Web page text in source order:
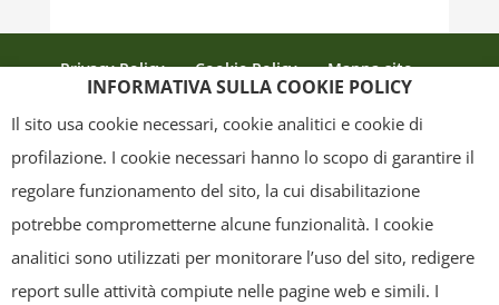
Privacy Policy Cookie Policy
Mappa sito
grafica ed il layout) sono di proprietà del "Distretto Produttivo Agrumi di
Sicilia" e tutelati dal diritto d’autore. È pertanto vietato copiarli,
INFORMATIVA SULLA COOKIE POLICY
Il sito usa cookie necessari, cookie analitici e cookie di
profilazione. I cookie necessari hanno lo scopo di garantire il
regolare funzionamento del sito, la cui disabilitazione
potrebbe comprometterne alcune funzionalità. I cookie
analitici sono utilizzati per monitorare l’uso del sito, redigere
report sulle attività compiute nelle pagine web e simili. I